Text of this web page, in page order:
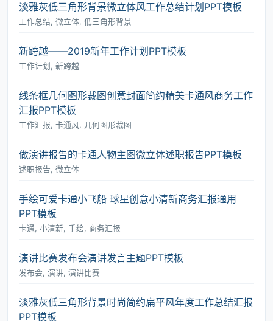
淡雅灰低三角形背景微立体风工作总结计划PPT模板
工作总结, 微立体, 低三角形背景
新跨越――2019新年工作计划PPT模板
工作计划, 新跨越
线条框几何图形裁图创意封面简约精美卡通风商务工作
汇报PPT模板
工作汇报, 卡通风, 几何图形裁图
做演讲报告的卡通人物主图微立体述职报告PPT模板
述职报告, 微立体
手绘可爱卡通小飞船 球星创意小清新商务汇报通用
PPT模板
卡通, 小清新, 手绘, 商务汇报
演讲比赛发布会演讲发言主题PPT模板
发布会, 演讲, 演讲比赛
淡雅灰低三角形背景时尚简约扁平风年度工作总结汇报
PPT模板